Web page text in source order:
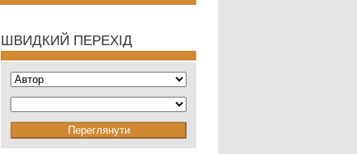
ШВИДКИЙ ПЕРЕХІД